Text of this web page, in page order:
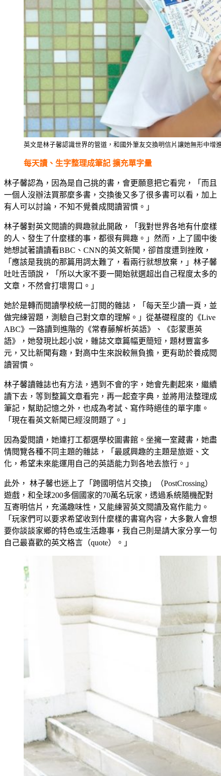
英文是林子馨認識世界的管道，和國外筆友交換明信片讓她無形中增
每天讀、生字整理成筆記 擴充單字量
林子馨認為，因為是自己挑的書，會更願意把它看完，「而且
一個人沒辦法買那麼多書，交換後又多了很多書可以看，加上
有人可以討論，不知不覺養成閱讀習慣。」
林子馨對英文閱讀的興趣就此開啟，「我對世界各地有什麼樣
的人、發生了什麼樣的事，都很有興趣。」然而，上了國中後
她想試著讀讀看BBC、CNN的英文新聞，卻首度遭到挫敗，
「應該是我挑的那篇用詞太難了，看兩行就想放棄，」林子馨
吐吐舌頭說，「所以大家不要一開始就選超出自己程度太多的
文章，不然會打壞胃口。」
她於是轉而閱讀學校統一訂閱的雜誌，「每天至少讀一頁，並
做完練習題，測驗自己對文章的理解。」從基礎程度的《Live
ABC》一路讀到進階的《常春藤解析英語》、《彭蒙惠英
語》，她發現比起小說，雜誌文章篇幅更簡短，題材豐富多
元，又比新聞有趣，對高中生來說較無負擔，更有助於養成閱
讀習慣。
林子馨讀雜誌也有方法，遇到不會的字，她會先劃起來，繼續
讀下去，等到整篇文章看完，再一起查字典，並將用法整理成
筆記，幫助記憶之外，也成為考試、寫作時絕佳的單字庫。
「現在看英文新聞已經沒問題了。」
因為愛閱讀，她連打工都選學校圖書館。坐擁一室藏書，她盡
情閱覽各種不同主題的雜誌，「最感興趣的主題是旅遊、文
化，希望未來能運用自己的英語能力到各地去旅行。」
此外， 林子馨也迷上了「跨國明信片交換」（PostCrossing）
遊戲，和全球200多個國家的70萬名玩家，透過系統隨機配對
互寄明信片，充滿趣味性，又能練習英文閱讀及寫作能力。
「玩家們可以要求希望收到什麼樣的書寫內容，大多數人會想
要你談談家鄉的特色或生活趣事，我自己則是請大家分享一句
自己最喜歡的英文格言（quote）。」